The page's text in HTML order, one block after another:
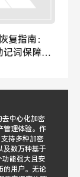
复指南：
记词保障资
中心化加密
管理体验。作
持多种加密
及数万种基于
能强大且安
的用户。无论